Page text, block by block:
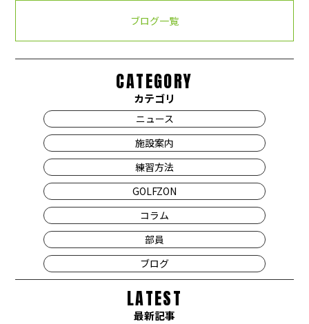
ブログ一覧
CATEGORY
カテゴリ
ニュース
施設案内
練習方法
GOLFZON
コラム
部員
ブログ
LATEST
最新記事